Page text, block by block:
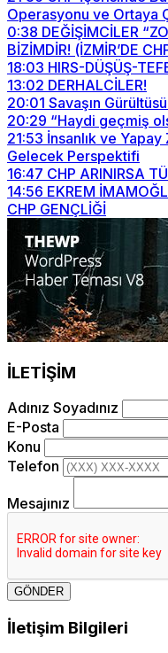
Operasyonu ve Ortaya
0:38 DEĞİŞİMCİLER
BİZİMDİR! (İZMİR’DE
18:03 HIRS-DÜŞÜŞ-
13:02 DERHALCİLER!
20:01 Savaşın
20:29 “Haydi geçmiş
21:53 İnsanlık ve
Gelecek Perspektifi
16:47 CHP ARINIRSA
14:56 EKREM
CHP GENÇLİĞİ
İLETİŞİM
Adınız Soyadınız
E-Posta
Konu
Telefon
Mesajınız
GÖNDER
İletişim Bilgileri